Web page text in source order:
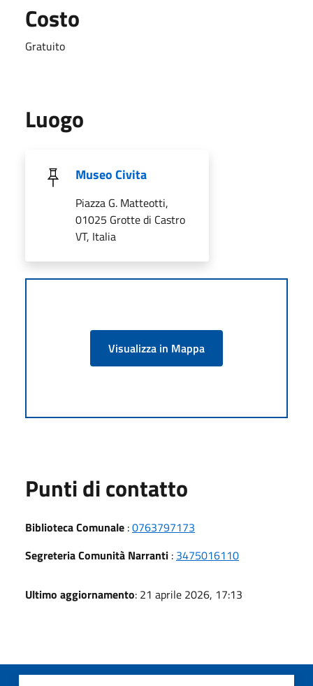
Costo
Gratuito
Luogo
Museo Civita
Piazza G. Matteotti,
01025 Grotte di Castro
VT, Italia
Visualizza in Mappa
Punti di contatto
Biblioteca Comunale :0763797173
Segreteria Comunità Narranti : 3475016110
Ultimo aggiornamento: 21 aprile 2026, 17:13